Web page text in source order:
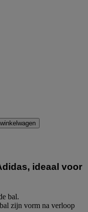
winkelwagen
ideaal voor
bal.
zijn vorm na verloop